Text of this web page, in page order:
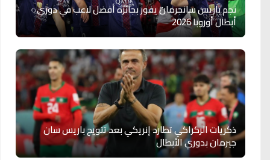
نجم باريس سانجرمان يفوز بجائزة أفضل لاعب في دوري
أبطال أوروبا 2026
ذكريات الركراكي تطارد إنريكي بعد تتويج باريس سان
جيرمان بدوري الأبطال